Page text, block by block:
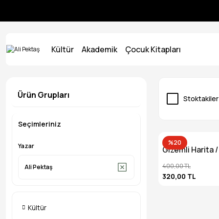
Kültür Akademik Çocuk Kitapları
Ürün Grupları
Seçimleriniz
Yazar
Ali Pektaş
Kültür
Stoktakiler
%20
Gizemli Harita /
Pektaş
400,00 TL
320,00 TL